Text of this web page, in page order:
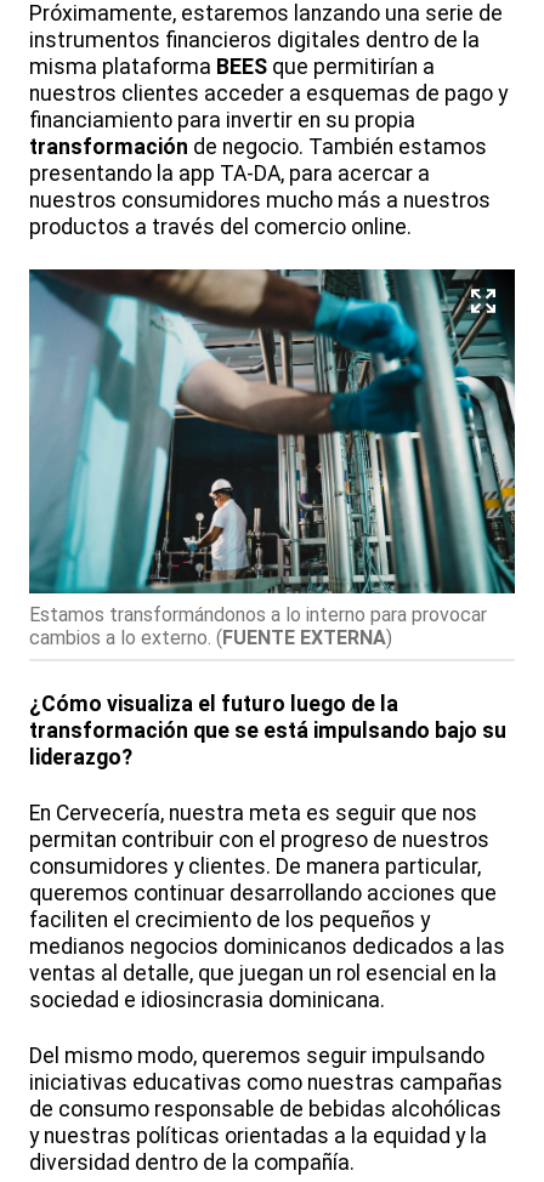
Próximamente, estaremos lanzando una serie de
instrumentos financieros digitales dentro de la
misma plataforma BEES que permitirían a
nuestros clientes acceder a esquemas de pago y
financiamiento para invertir en su propia
transformación de negocio. También estamos
presentando la app TA-DA, para acercar a
nuestros consumidores mucho más a nuestros
productos a través del comercio online.
Estamos transformándonos a lo interno para provocar
cambios a lo externo. (FUENTE EXTERNA)
¿Cómo visualiza el futuro luego de la
transformación que se está impulsando bajo su
liderazgo?
En Cervecería, nuestra meta es seguir que nos
permitan contribuir con el progreso de nuestros
consumidores y clientes. De manera particular,
queremos continuar desarrollando acciones que
faciliten el crecimiento de los pequeños y
medianos negocios dominicanos dedicados a las
ventas al detalle, que juegan un rol esencial en la
sociedad e idiosincrasia dominicana.
Del mismo modo, queremos seguir impulsando
iniciativas educativas como nuestras campañas
de consumo responsable de bebidas alcohólicas
y nuestras políticas orientadas a la equidad y la
diversidad dentro de la compañía.